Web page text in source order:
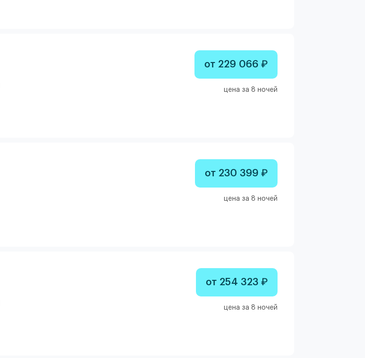
от 229 066 ₽
цена за 8 ночей
от 230 399 ₽
цена за 8 ночей
от 254 323 ₽
цена за 8 ночей